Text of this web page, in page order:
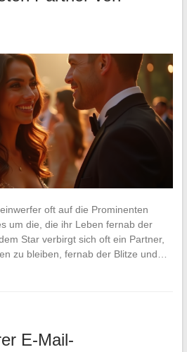
oft auf die Prominenten
um die, die ihr Leben fernab der
Star verbirgt sich oft ein Partner,
zu bleiben, fernab der Blitze und…
E-Mail-